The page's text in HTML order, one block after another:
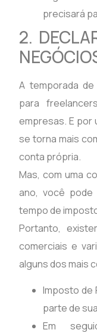
precisará
2.
A temporada
para
empresas. E por
se torna mais
conta própria.
Mas, com uma
ano, você
tempo de
Portanto,
comerciais e
alguns dos mais
Imposto de
parte de
Em